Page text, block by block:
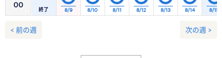
00
終了 8/9 8/10 8/11 8/12 8/13 8/14 8/15
< 前の週 次の週 >